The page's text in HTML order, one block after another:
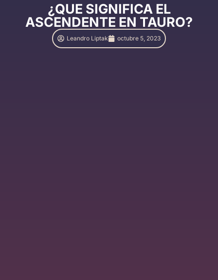
¿QUE SIGNIFICA EL
ASCENDENTE EN TAURO?
Leandro Liptak octubre 5, 2023